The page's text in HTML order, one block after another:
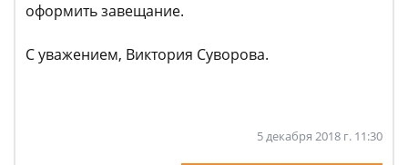
оформить завещание.
С уважением, Виктория Суворова.
5 декабря 2018 г. 11:30